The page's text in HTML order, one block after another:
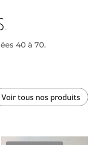
40 à 70.
Voir tous nos produits